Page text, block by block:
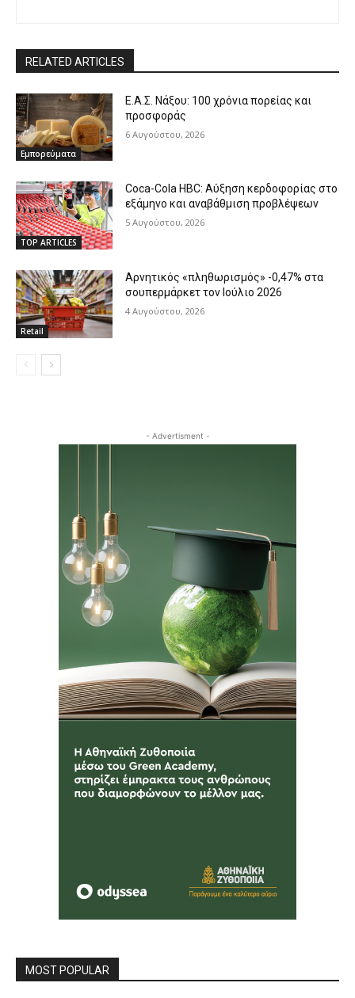
RELATED ARTICLES
Εμπορεύματα
Ε.Α.Σ. Νάξου: 100 χρόνια πορείας και
προσφοράς
6 Αυγούστου, 2026
TOP ARTICLES
Coca-Cola HBC: Αύξηση κερδοφορίας στο
εξάμηνο και αναβάθμιση προβλέψεων
5 Αυγούστου, 2026
Retail
Αρνητικός «πληθωρισμός» -0,47% στα
σουπερμάρκετ τον Ιούλιο 2026
4 Αυγούστου, 2026
- Advertisment -
MOST POPULAR